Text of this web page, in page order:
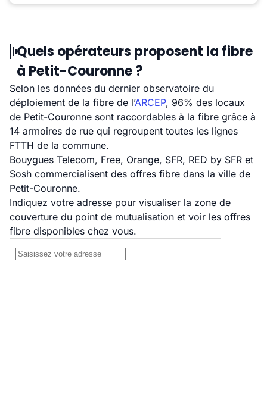
Quels opérateurs proposent la fibre
à Petit-Couronne ?
Selon les données du dernier observatoire du
déploiement de la fibre de l’ARCEP, 96% des locaux
de Petit-Couronne sont raccordables à la fibre grâce à
14 armoires de rue qui regroupent toutes les lignes
FTTH de la commune.
Bouygues Telecom, Free, Orange, SFR, RED by SFR et
Sosh commercialisent des offres fibre dans la ville de
Petit-Couronne.
Indiquez votre adresse pour visualiser la zone de
couverture du point de mutualisation et voir les offres
fibre disponibles chez vous.